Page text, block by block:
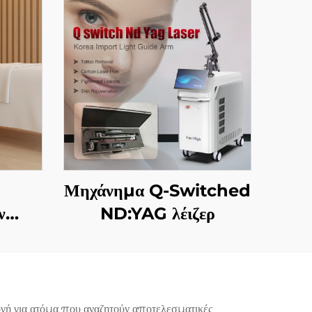
&
Μηχάνημα Q-Switched
ND:YAG λέιζερ
για ατόμα που αναζητούν αποτελεσματικές